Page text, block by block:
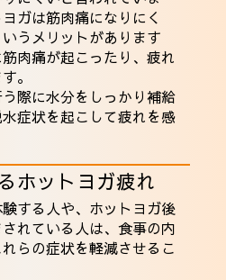
ガは筋肉痛になりにく
うメリットがあります
肉痛が起こったり、疲れ
。
際に水分をしっかり補給
症状を起こして疲れを感
ホットヨガ疲れ
する人や、ホットヨガ後
れている人は、食事の内
らの症状を軽減させるこ